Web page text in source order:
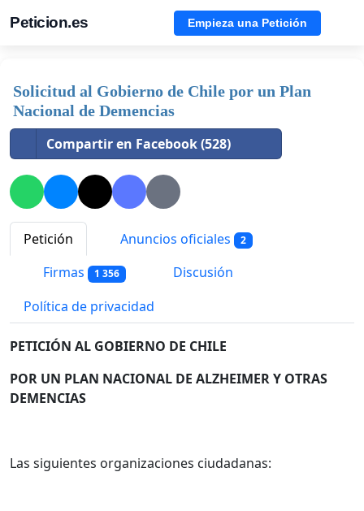
Peticion.es Empieza una Petición
Solicitud al Gobierno de Chile por un Plan
Nacional de Demencias
Compartir en Facebook (528)
Petición Anuncios oficiales 2
Firmas 1 356
Discusión
Política de privacidad
PETICIÓN AL GOBIERNO DE CHILE
POR UN PLAN NACIONAL DE ALZHEIMER Y OTRAS
DEMENCIAS
Las siguientes organizaciones ciudadanas: